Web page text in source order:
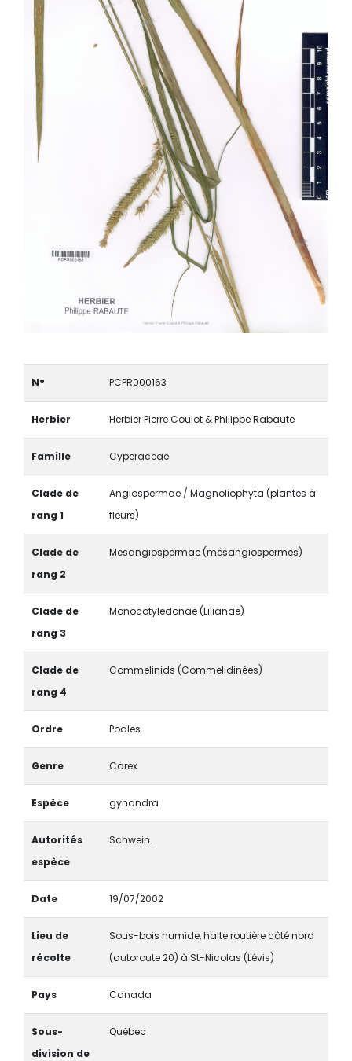
N° PCPR000163
Herbier Herbier Pierre Coulot & Philippe Rabaute
Famille Cyperaceae
Clade de
rang 1
Angiospermae / Magnoliophyta (plantes à
fleurs)
Clade de
rang 2
Mesangiospermae (mésangiospermes)
Clade de
rang 3
Monocotyledonae (Lilianae)
Clade de
rang 4
Commelinids (Commelidinées)
Ordre Poales
Genre Carex
Espèce gynandra
Autorités
espèce
Schwein.
Date 19/07/2002
Lieu de
récolte
Sous-bois humide, halte routière côté nord
(autoroute 20) à St-Nicolas (Lévis)
Pays Canada
Sous-
division de
Québec